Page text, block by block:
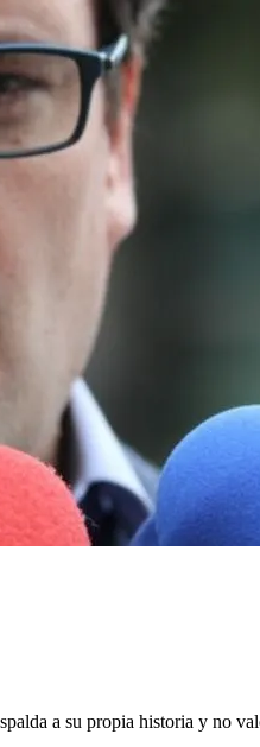
a su propia historia y no